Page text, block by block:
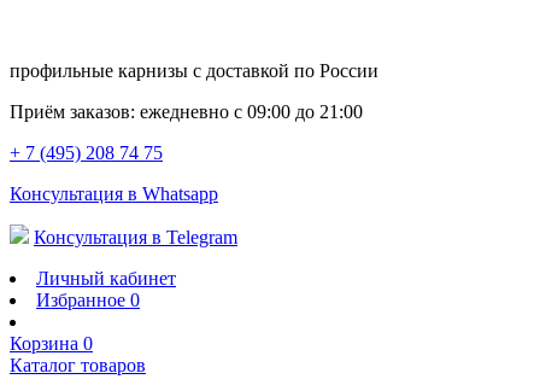
профильные карнизы с доставкой по России
Приём заказов: ежедневно с 09:00 до 21:00
+ 7 (495) 208 74 75
Консультация в Whatsapp
Консультация в Telegram
Личный кабинет
Избранное 0
Корзина 0
Каталог товаров